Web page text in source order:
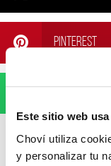
Este sitio web
Choví utiliza
y personalizar tu
Pinterest